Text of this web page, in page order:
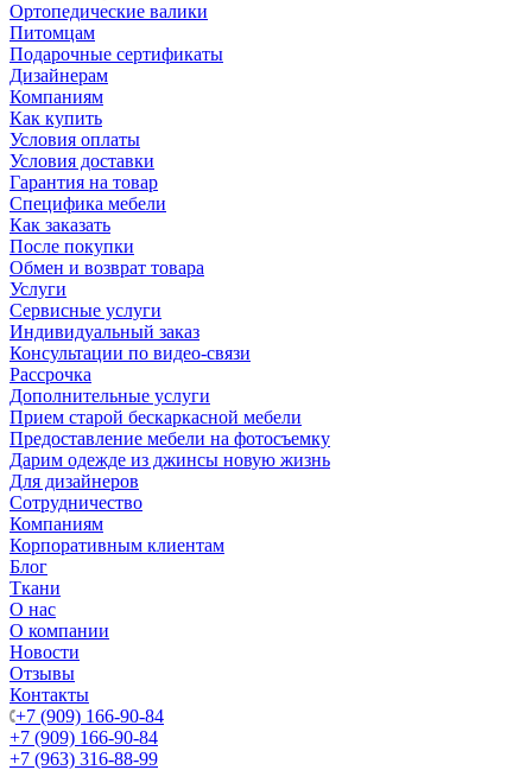
Ортопедические валики
Питомцам
Подарочные сертификаты
Дизайнерам
Компаниям
Как купить
Условия оплаты
Условия доставки
Гарантия на товар
Специфика мебели
Как заказать
После покупки
Обмен и возврат товара
Услуги
Сервисные услуги
Индивидуальный заказ
Консультации по видео-связи
Рассрочка
Дополнительные услуги
Прием старой бескаркасной мебели
Предоставление мебели на фотосъемку
Дарим одежде из джинсы новую жизнь
Для дизайнеров
Сотрудничество
Компаниям
Корпоративным клиентам
Блог
Ткани
О нас
О компании
Новости
Отзывы
Контакты
+7 (909) 166-90-84
+7 (909) 166-90-84
+7 (963) 316-88-99